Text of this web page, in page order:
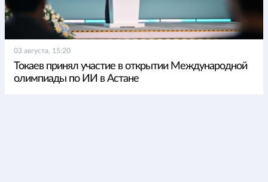
03 августа, 15:20
Токаев принял участие в открытии Международной
олимпиады по ИИ в Астане